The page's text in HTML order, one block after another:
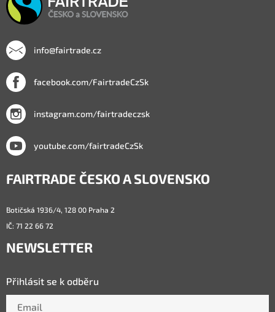
info@fairtrade.cz
facebook.com/FairtradeCzSk
instagram.com/fairtradeczsk
youtube.com/fairtradeCzSk
FAIRTRADE ČESKO A SLOVENSKO
Botičská 1936/4, 128 00 Praha 2
IČ: 71 22 66 72
NEWSLETTER
Přihlásit se k odběru